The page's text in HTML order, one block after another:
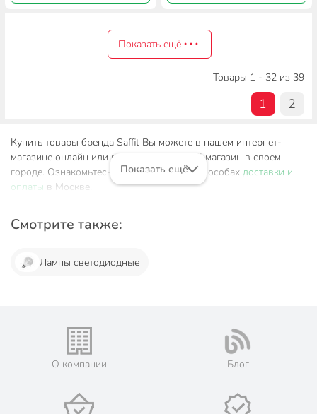
Показать ещё
Товары 1 - 32 из 39
1 2
Купить товары бренда Saffit Вы можете в нашем интернет-
магазине онлайн или посетив розничный магазин в своем
городе. Ознакомьтесь с информацией о способах доставки и
оплаты в Москве.
Показать ещё
Смотрите также:
Лампы светодиодные
О компании Блог